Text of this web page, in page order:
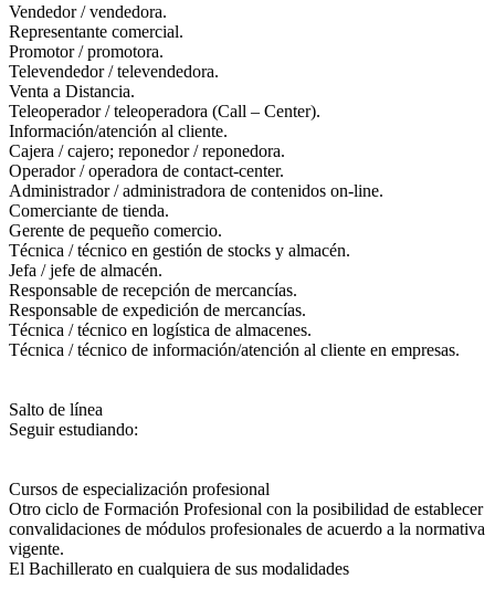
Vendedor / vendedora.
Representante comercial.
Promotor / promotora.
Televendedor / televendedora.
Venta a Distancia.
Teleoperador / teleoperadora (Call – Center).
Información/atención al cliente.
Cajera / cajero; reponedor / reponedora.
Operador / operadora de contact-center.
Administrador / administradora de contenidos on-line.
Comerciante de tienda.
Gerente de pequeño comercio.
Técnica / técnico en gestión de stocks y almacén.
Jefa / jefe de almacén.
Responsable de recepción de mercancías.
Responsable de expedición de mercancías.
Técnica / técnico en logística de almacenes.
Técnica / técnico de información/atención al cliente en empresas.
Salto de línea
Seguir estudiando:
Cursos de especialización profesional
Otro ciclo de Formación Profesional con la posibilidad de establecer
convalidaciones de módulos profesionales de acuerdo a la normativa
vigente.
El Bachillerato en cualquiera de sus modalidades